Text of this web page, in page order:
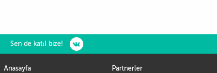
Sen de katıl bize!
Anasayfa Partnerler